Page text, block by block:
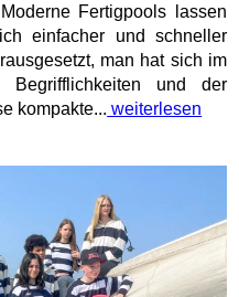
Fertigpools lassen
einfacher und schneller
man hat sich im
und der
kompakte... weiterlesen